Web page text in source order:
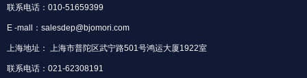
联系电话：010-51659399
E -mall：salesdep@bjomori.com
上海地址： 上海市普陀区武宁路501号鸿运大厦1922室
联系电话：021-62308191